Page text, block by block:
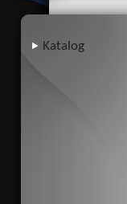
Katalog